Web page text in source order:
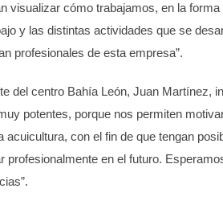
visualizar cómo trabajamos, en la
y las distintas actividades que se
profesionales de esta empresa”.
del centro Bahía León, Juan Martínez,
potentes, porque nos permiten
acuicultura, con el fin de que tengan
profesionalmente en el futuro.